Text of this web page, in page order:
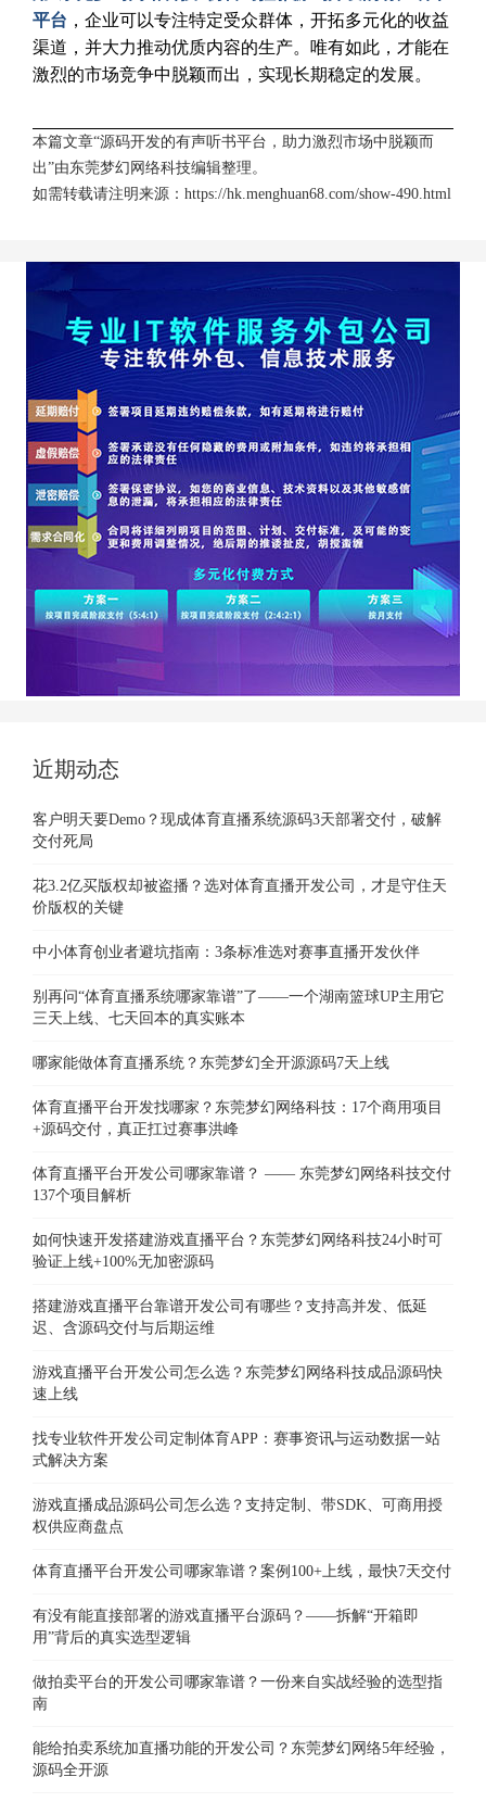
平台 ，企业可以专注特定受众群体，开拓多元化的收益
渠道，并大力推动优质内容的生产。唯有如此，才能在
激烈的市场竞争中脱颖而出，实现长期稳定的发展。
本篇文章“源码开发的有声听书平台，助力激烈市场中脱颖而
出”由东莞梦幻网络科技编辑整理。
如需转载请注明来源： https://hk.menghuan68.com/show-490.html
近期动态
客户明天要Demo？现成体育直播系统源码3天部署交付，破解
交付死局
花3.2亿买版权却被盗播？选对体育直播开发公司，才是守住天
价版权的关键
中小体育创业者避坑指南：3条标准选对赛事直播开发伙伴
别再问“体育直播系统哪家靠谱”了——一个湖南篮球UP主用它
三天上线、七天回本的真实账本
哪家能做体育直播系统？东莞梦幻全开源源码7天上线
体育直播平台开发找哪家？东莞梦幻网络科技：17个商用项目
+源码交付，真正扛过赛事洪峰
体育直播平台开发公司哪家靠谱？ —— 东莞梦幻网络科技交付
137个项目解析
如何快速开发搭建游戏直播平台？东莞梦幻网络科技24小时可
验证上线+100%无加密源码
搭建游戏直播平台靠谱开发公司有哪些？支持高并发、低延
迟、含源码交付与后期运维
游戏直播平台开发公司怎么选？东莞梦幻网络科技成品源码快
速上线
找专业软件开发公司定制体育APP：赛事资讯与运动数据一站
式解决方案
游戏直播成品源码公司怎么选？支持定制、带SDK、可商用授
权供应商盘点
体育直播平台开发公司哪家靠谱？案例100+上线，最快7天交付
有没有能直接部署的游戏直播平台源码？——拆解“开箱即
用”背后的真实选型逻辑
做拍卖平台的开发公司哪家靠谱？一份来自实战经验的选型指
南
能给拍卖系统加直播功能的开发公司？东莞梦幻网络5年经验，
源码全开源